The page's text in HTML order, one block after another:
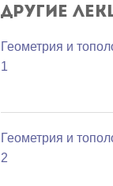
Другие
Геометрия и
1
Геометрия и
2